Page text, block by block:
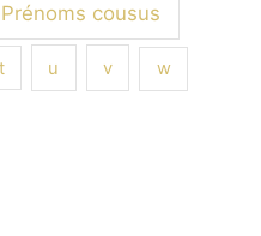
Prénoms cousus
u v w